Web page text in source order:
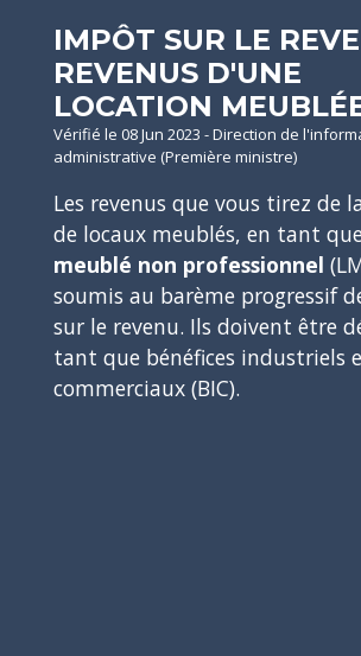
IMPÔT SUR LE
REVENUS D'UNE
LOCATION
Vérifié le 08 Jun 2023 - Direction de
administrative (Première ministre)
Les revenus que vous tirez de
de locaux meublés, en tant
meublé non professionnel
soumis au barème progressif
sur le revenu. Ils doivent être
tant que bénéfices industriels
commerciaux (BIC).